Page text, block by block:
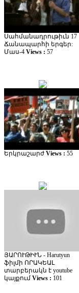
Սահմանադրութիւն 17
Ճանապարհի երգեր:
Մաս-4 Views : 57
Երկրաշարժ Views : 55
ՅԱՐՈՒԹԻՒՆ - Harutyun
ֆիլմի ՈՐԱԿԵԱԼ
տարբերակն է youtube
կայքում Views : 101